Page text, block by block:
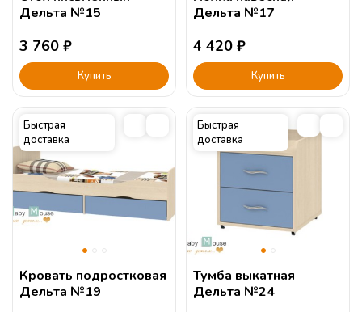
Дельта №15
3 760 ₽
Купить
Дельта №17
4 420 ₽
Купить
Быстрая
доставка
Кровать подростковая
Дельта №19
Быстрая
доставка
Тумба выкатная
Дельта №24